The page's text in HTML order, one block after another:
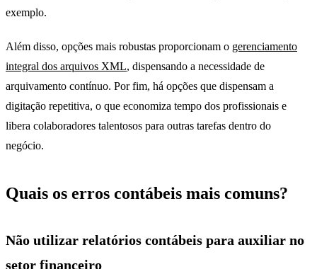
exemplo.
Além disso, opções mais robustas proporcionam o gerenciamento
integral dos arquivos XML, dispensando a necessidade de
arquivamento contínuo. Por fim, há opções que dispensam a
digitação repetitiva, o que economiza tempo dos profissionais e
libera colaboradores talentosos para outras tarefas dentro do
negócio.
Quais os erros contábeis mais comuns?
Não utilizar relatórios contábeis para auxiliar no
setor financeiro